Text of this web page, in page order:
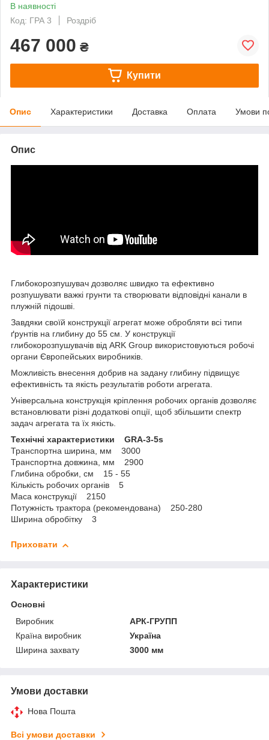
В наявності
Код: ГРА 3
Роздріб
467 000 ₴
Купити
Опис Характеристики Доставка Оплата Умови
Опис
Глибокорозпушувач дозволяє швидко та ефективно
розпушувати важкі грунти та створювати відповідні канали в
плужній підошві.
Завдяки своїй конструкції агрегат може обробляти всі типи
ґрунтів на глибину до 55 см. У конструкції
глибокорозпушувачів від ARK Group використовуються робочі
органи Європейських виробників.
Можливість внесення добрив на задану глибину підвищує
ефективність та якість результатів роботи агрегата.
Універсальна конструкція кріплення робочих органів дозволяє
встановлювати різні додаткові опції, щоб збільшити спектр
задач агрегата та їх якість.
Технічні характеристики GRA-3-5s
Транспортна ширина, мм 3000
Транспортна довжина, мм 2900
Глибина обробки, см 15 - 55
Кількість робочих органів 5
Маса конструкції 2150
Потужність трактора (рекомендована) 250-280
Ширина обробітку 3
Приховати
Характеристики
Основні
Виробник
АРК-ГРУПП
Країна виробник
Україна
Ширина захвату
3000 мм
Умови доставки
Нова Пошта
Всі умови доставки